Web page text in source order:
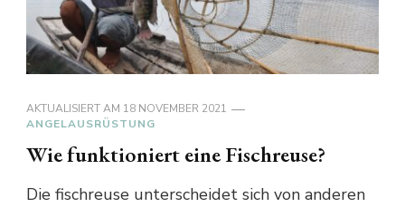
AKTUALISIERT AM 18 NOVEMBER 2021
ANGELAUSRÜSTUNG
Wie funktioniert eine Fischreuse?
Die fischreuse unterscheidet sich von anderen